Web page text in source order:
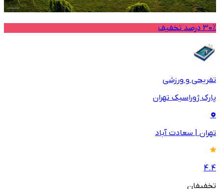
30% درصد تخفیف
تفریحی و ورزشی
پارک ژوراسیک تهران
تهران | سعادت آباد
4.4
تخفیفان